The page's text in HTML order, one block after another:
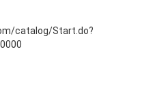
catalog/Start.do?